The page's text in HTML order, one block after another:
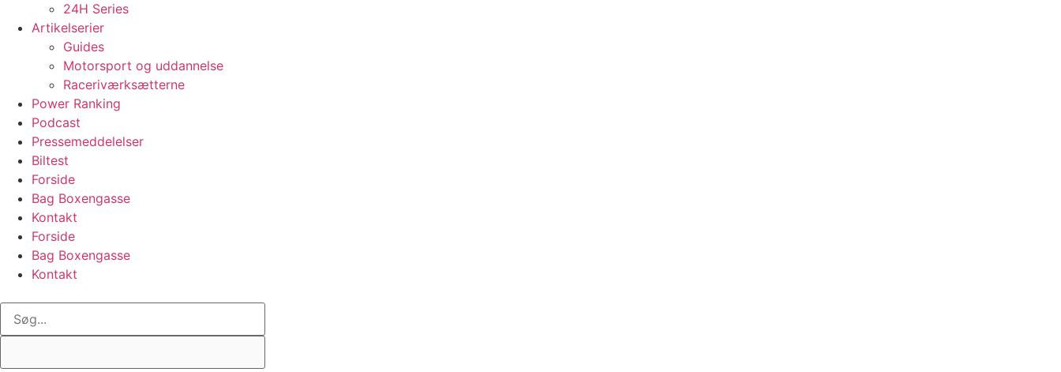
24H Series
Artikelserier
Guides
Motorsport og uddannelse
Raceriværksætterne
Power Ranking
Podcast
Pressemeddelelser
Biltest
Forside
Bag Boxengasse
Kontakt
Forside
Bag Boxengasse
Kontakt